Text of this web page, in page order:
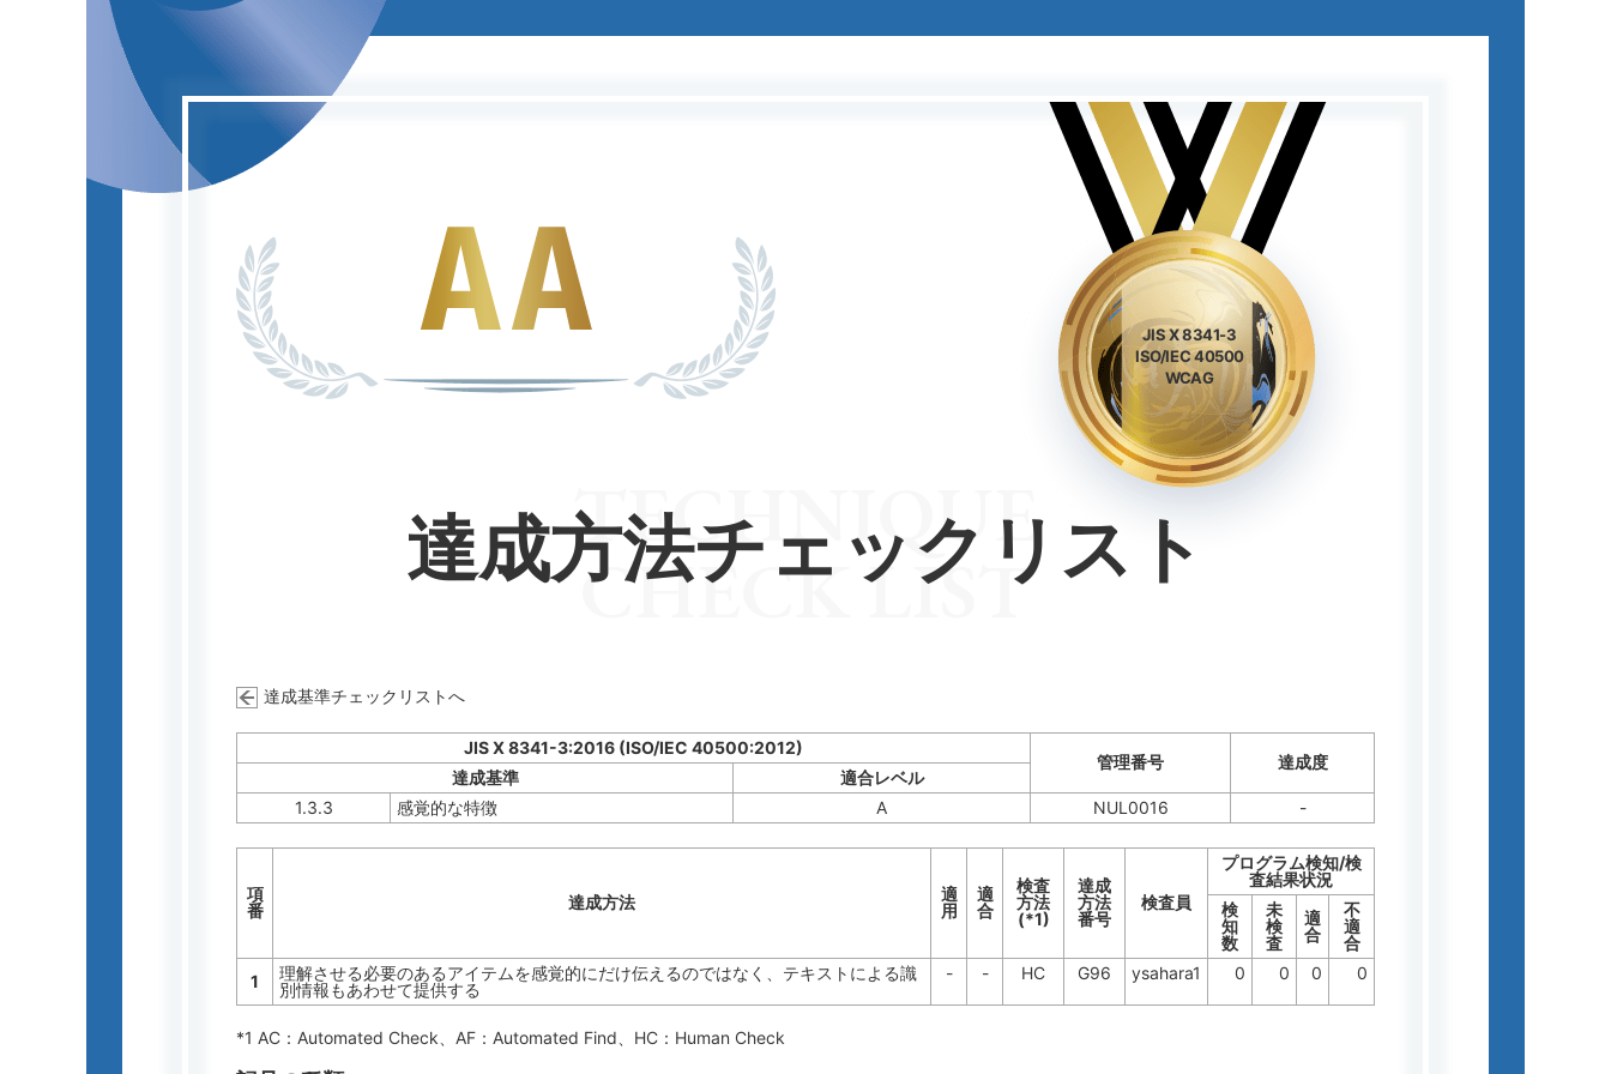
JIS X 8341-3
ISO/IEC 40500
WCAG
達成方法チェックリスト
TECHNIQUE
CHECK LIST
達成基準チェックリストへ
JIS X 8341-3:2016 (ISO/IEC 40500:2012)
管理番号 達成度
達成基準
適合レベル
1.3.3
感覚的な特徴 A NUL0016 -
項
番
達成方法
適
用
適
合
検査
方法
(*1)
達成
方法
番号
検査員
プログラム検知/検
査結果状況
検
知
数
未
検
査
適
合
不
適
合
1
理解させる必要のあるアイテムを感覚的にだけ伝えるのではなく、テキストによる識
別情報もあわせて提供する
- - HC G96 ysahara1 0 0 0 0
*1 AC： Automated Check 、AF： Automated Find 、HC： Human Check